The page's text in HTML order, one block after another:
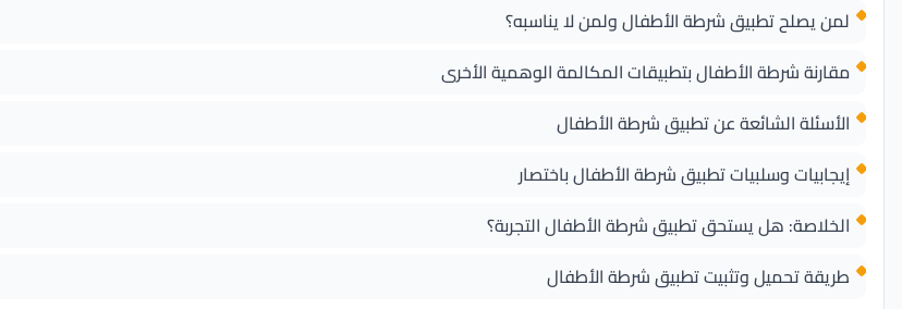
لمن يصلح تطبيق شرطة الأطفال ولمن لا يناسبه؟
مقارنة شرطة الأطفال بتطبيقات المكالمة الوهمية الأخرى
الأسئلة الشائعة عن تطبيق شرطة الأطفال
إيجابيات وسلبيات تطبيق شرطة الأطفال باختصار
الخلاصة: هل يستحق تطبيق شرطة الأطفال التجربة؟
طريقة تحميل وتثبيت تطبيق شرطة الأطفال